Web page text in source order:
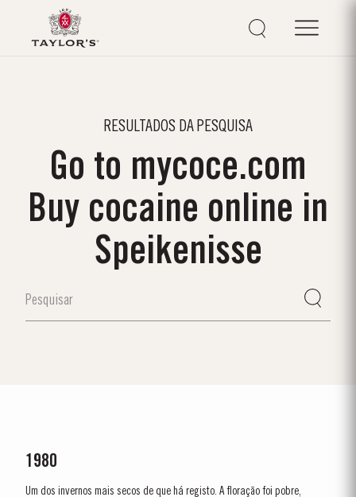
RESULTADOS DA PESQUISA
Go to mycoce.com
Buy cocaine online in
Speikenisse
1980
Um dos invernos mais secos de que há registo. A floração foi pobre,